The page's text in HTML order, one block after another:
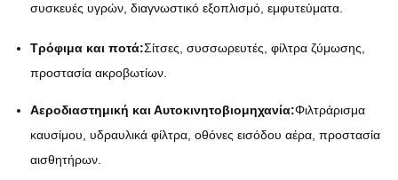
συσκευές υγρών, διαγνωστικό εξοπλισμό, εμφυτεύματα.
Τρόφιμα και ποτά:Σίτσες, συσσωρευτές, φίλτρα ζύμωσης,
προστασία ακροβωτίων.
Αεροδιαστημική και Αυτοκινητοβιομηχανία:Φιλτράρισμα
καυσίμου, υδραυλικά φίλτρα, οθόνες εισόδου αέρα, προστασία
αισθητήρων.